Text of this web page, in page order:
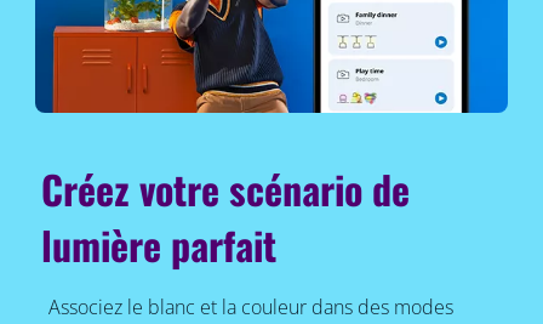
Créez votre scénario de
lumière parfait
Associez le blanc et la couleur dans des modes